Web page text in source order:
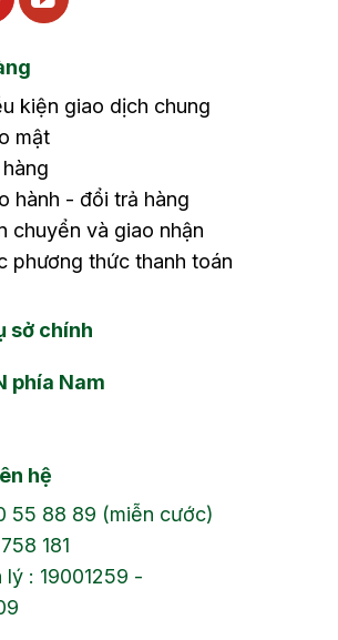
kiện giao dịch chung
mật
hành - đổi trả hàng
chuyển và giao nhận
phương thức thanh toán
sở chính
phía Nam
hệ
55 88 89 (miễn cước)
181
: 19001259 -